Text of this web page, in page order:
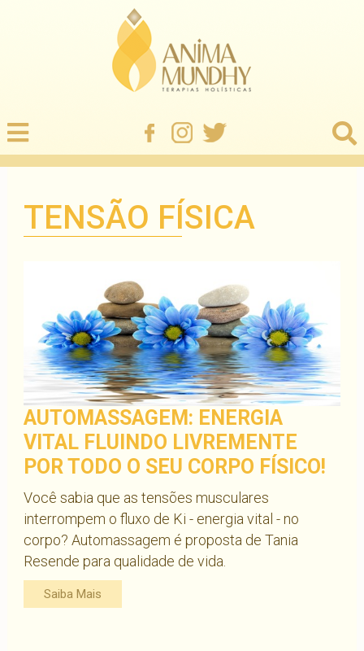
TENSÃO FÍSICA
AUTOMASSAGEM: ENERGIA
VITAL FLUINDO LIVREMENTE
POR TODO O SEU CORPO FÍSICO!
Você sabia que as tensões musculares
interrompem o fluxo de Ki - energia vital - no
corpo? Automassagem é proposta de Tania
Resende para qualidade de vida.
Saiba Mais